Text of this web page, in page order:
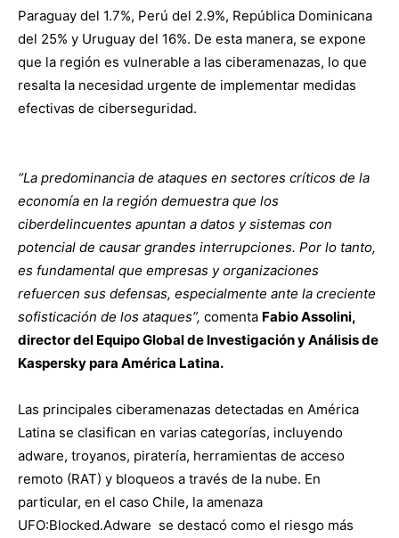
Paraguay del 1.7%, Perú del 2.9%, República Dominicana
del 25% y Uruguay del 16%. De esta manera, se expone
que la región es vulnerable a las ciberamenazas, lo que
resalta la necesidad urgente de implementar medidas
efectivas de ciberseguridad.
“La predominancia de ataques en sectores críticos de la
economía en la región demuestra que los
ciberdelincuentes apuntan a datos y sistemas con
potencial de causar grandes interrupciones. Por lo tanto,
es fundamental que empresas y organizaciones
refuercen sus defensas, especialmente ante la creciente
sofisticación de los ataques”, comenta Fabio Assolini,
director del Equipo Global de Investigación y Análisis de
Kaspersky para América Latina.
Las principales ciberamenazas detectadas en América
Latina se clasifican en varias categorías, incluyendo
adware, troyanos, piratería, herramientas de acceso
remoto (RAT) y bloqueos a través de la nube. En
particular, en el caso Chile, la amenaza
UFO:Blocked.Adware se destacó como el riesgo más